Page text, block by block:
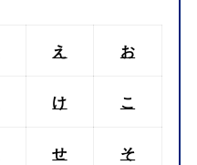
え お
け こ
せ そ